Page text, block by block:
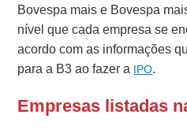
Bovespa mais e Bovespa
nível que cada empresa se
acordo com as informações
para a B3 ao fazer a IPO.
Empresas listadas